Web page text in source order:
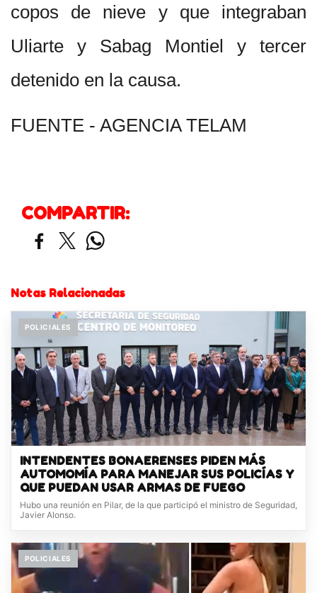
copos de nieve y que integraban
Uliarte y Sabag Montiel y tercer
detenido en la causa.
FUENTE - AGENCIA TELAM
COMPARTIR:
Notas Relacionadas
POLICIALES
INTENDENTES BONAERENSES PIDEN MÁS
AUTOMOMÍA PARA MANEJAR SUS POLICÍAS Y
QUE PUEDAN USAR ARMAS DE FUEGO
Hubo una reunión en Pilar, de la que participó el ministro de Seguridad,
Javier Alonso.
POLICIALES